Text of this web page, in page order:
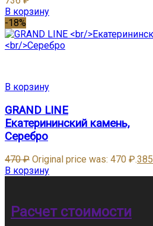
В корзину
-18%
В корзину
GRAND LINE
Екатерининский камень,
Серебро
470₽ Original price was: 470 ₽.385
В корзину
Расчет стоимости